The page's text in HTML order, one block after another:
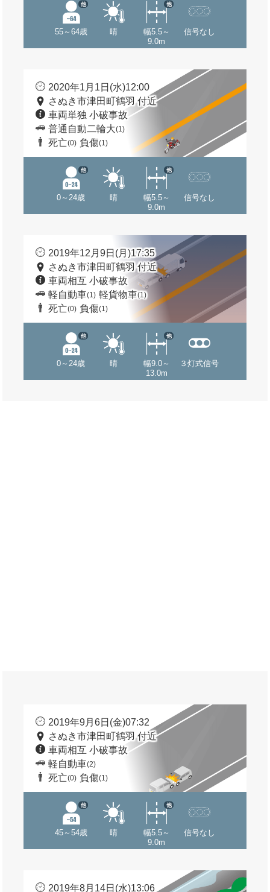
55～64歳
他
晴
幅5.5～
9.0m
他
信号なし
2020年1月1日(水)12:00
さぬき市津田町鶴羽 付近
車両単独 小破事故
普通自動二輪大(1)
死亡(0) 負傷(1)
0～24歳
他
晴
幅5.5～
9.0m
他
信号なし
2019年12月9日(月)17:35
さぬき市津田町鶴羽 付近
車両相互 小破事故
軽自動車(1) 軽貨物車(1)
死亡(0) 負傷(1)
0～24歳
他
晴
幅9.0～
13.0m
他
３灯式信号
2019年9月6日(金)07:32
さぬき市津田町鶴羽 付近
車両相互 小破事故
軽自動車(2)
死亡(0) 負傷(1)
45～54歳
他
晴
幅5.5～
9.0m
他
信号なし
2019年8月14日(水)13:06